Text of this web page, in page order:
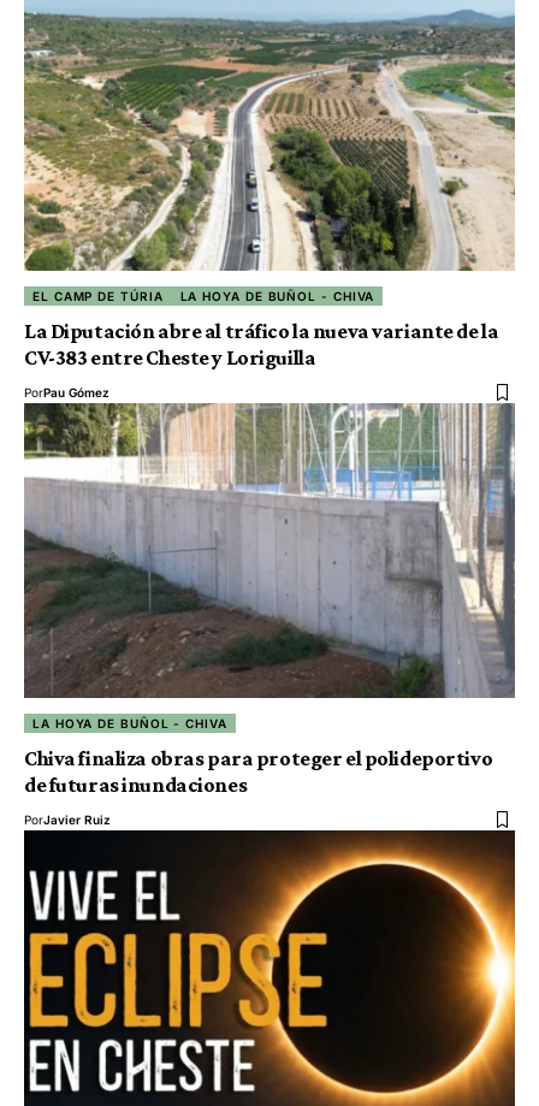
EL CAMP DE TÚRIA LA HOYA DE BUÑOL - CHIVA
La Diputación abre al tráfico la nueva variante de la
CV-383 entre Cheste y Loriguilla
PorPau Gómez
LA HOYA DE BUÑOL - CHIVA
Chiva finaliza obras para proteger el polideportivo
de futuras inundaciones
PorJavier Ruiz